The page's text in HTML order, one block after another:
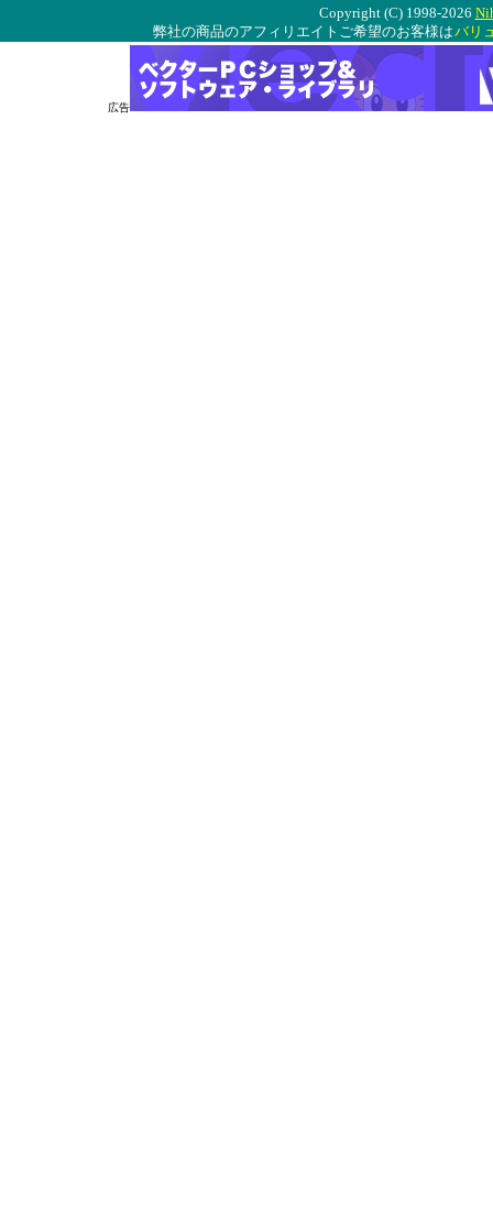
Copyright (C) 1998-2026
弊社の商品のアフィリエイトご希望のお客様はバリ
広告